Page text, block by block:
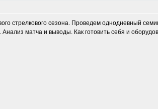
стрелкового сезона. Проведем однодневный
матча и выводы. Как готовить себя и